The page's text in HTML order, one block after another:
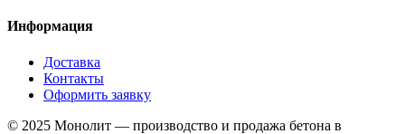
Информация
Доставка
Контакты
Оформить заявку
© 2025 Монолит — производство и продажа бетона в